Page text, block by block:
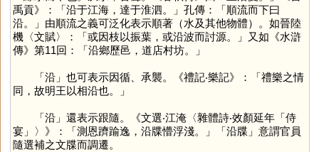
禹貢》：「沿于江海，達于淮泗。」孔傳：「順流而下曰
沿。」由順流之義可泛化表示順著（水及其他物體）。如晉陸
機〈文賦〉：「或因枝以振葉，或沿波而討源。」又如《水滸
傳》第11回：「沿鄉歷邑，道店村坊。」
「沿」也可表示因循、承襲。《禮記‧樂記》：「禮樂之情
同，故明王以相沿也。」
「沿」還表示跟隨。《文選‧江淹〈雜體詩‧效顏延年「侍
宴」〉》：「測恩躋踰逸，沿牒懵浮淺。」「沿牒」意謂官員
隨選補之文牒而調遷。